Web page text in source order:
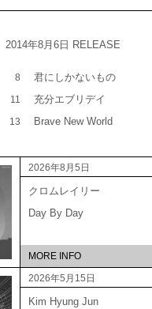
2014年8月6日 RELEASE
8 君にしかないもの
11
充分エブリデイ
13
Brave New World
2026年8月5日
クロムレイリー
Day By Day
MORE INFO
2026年5月15日
Kim Hyung Jun